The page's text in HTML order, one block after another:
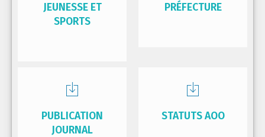
JEUNESSE ET
SPORTS
PRÉFECTURE
PUBLICATION
JOURNAL
STATUTS AOO